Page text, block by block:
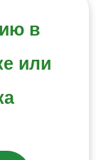
в
или